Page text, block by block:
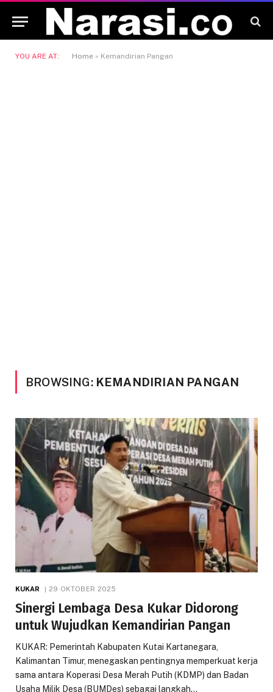
YOU ARE AT: Home » Kemandirian Pangan
BROWSING: KEMANDIRIAN PANGAN
KUKAR 29 OKTOBER 2025
Sinergi Lembaga Desa Kukar Didorong
untuk Wujudkan Kemandirian Pangan
KUKAR: Pemerintah Kabupaten Kutai Kartanegara,
Kalimantan Timur, menegaskan pentingnya memperkuat kerja
sama antara Koperasi Desa Merah Putih (KDMP) dan Badan
Usaha Milik Desa (BUMDes) sebagai langkah…